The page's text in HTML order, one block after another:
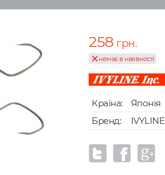
258 грн.
немає в наявності
Країна:
Японія
Бренд:
IVYLINE